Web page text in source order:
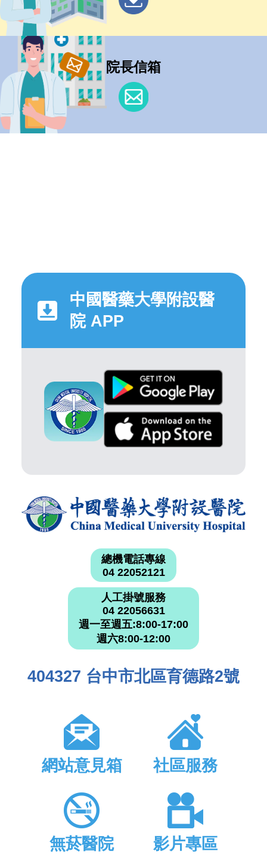
院長信箱
中國醫藥大學附設醫
院 APP
總機電話專線
04 22052121
人工掛號服務
04 22056631
週一至週五:8:00-17:00
週六8:00-12:00
404327 台中市北區育德路2號
網站意見箱 社區服務
無菸醫院 影片專區